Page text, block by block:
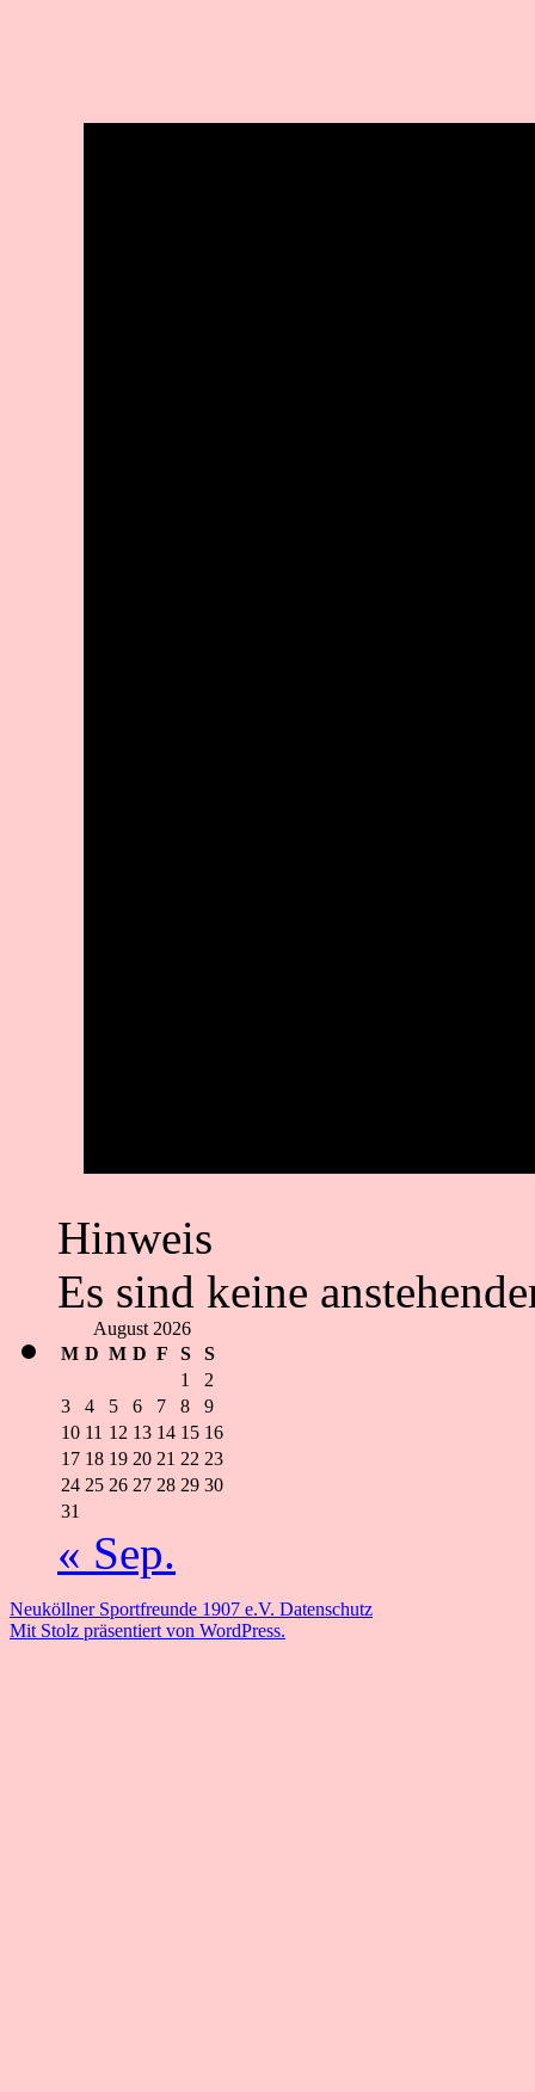
Hinweis
Es sind keine
August 2026
M D M D F S
S
1
2
3
4 5 6 7 8
9
10 11 12 13 14 15 16
17 18 19 20 21 22 23
24 25 26 27 28 29 30
31
« Sep.
Neuköllner Sportfreunde 1907 e.V. Datenschutz
Mit Stolz präsentiert von WordPress.